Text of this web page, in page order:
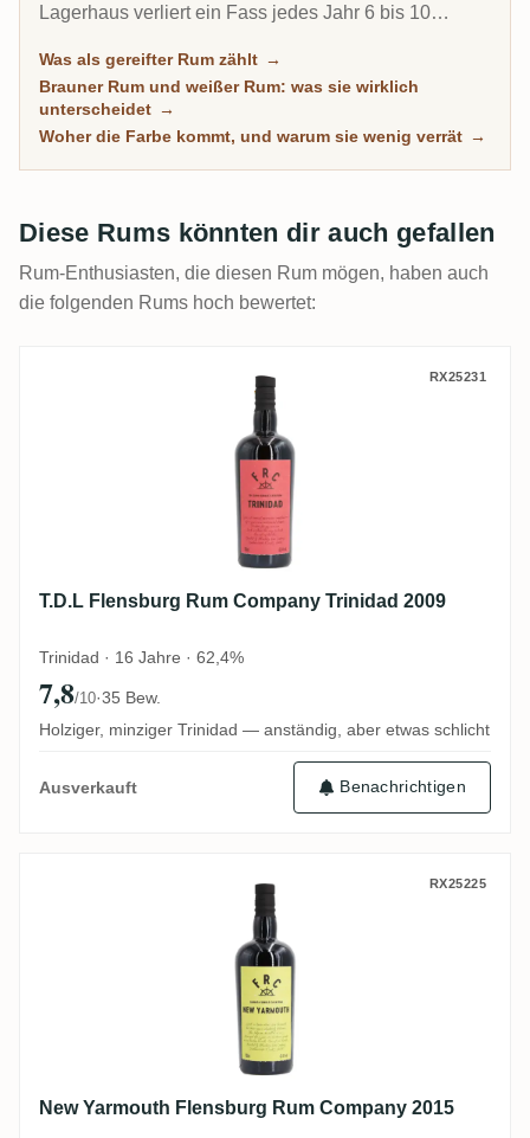
Lagerhaus verliert ein Fass jedes Jahr 6 bis 10
kann ein 8-jähriger Karibik-Rum tiefer schmecken als
ein 20-jähriger Scotch. Diese Übersicht versammelt
jeden Rum auf RumX, der echte Zeit im Holz
Was als gereifter Rum zählt →
Brauner Rum und weißer Rum: was sie wirklich
unterscheidet →
Woher die Farbe kommt, und warum sie wenig verrät →
Diese Rums könnten dir auch gefallen
Rum-Enthusiasten, die diesen Rum mögen, haben auch
die folgenden Rums hoch bewertet:
T.D.L Flensburg Rum Company Trinidad
RX25231
T.D.L Flensburg Rum Company Trinidad 2009
Trinidad · 16 Jahre · 62,4%
7,8/10·35 Bew.
Holziger, minziger Trinidad — anständig, aber etwas schlicht
Ausverkauft Benachrichtigen
New Yarmouth Flensburg Rum Company
RX25225
New Yarmouth Flensburg Rum Company 2015